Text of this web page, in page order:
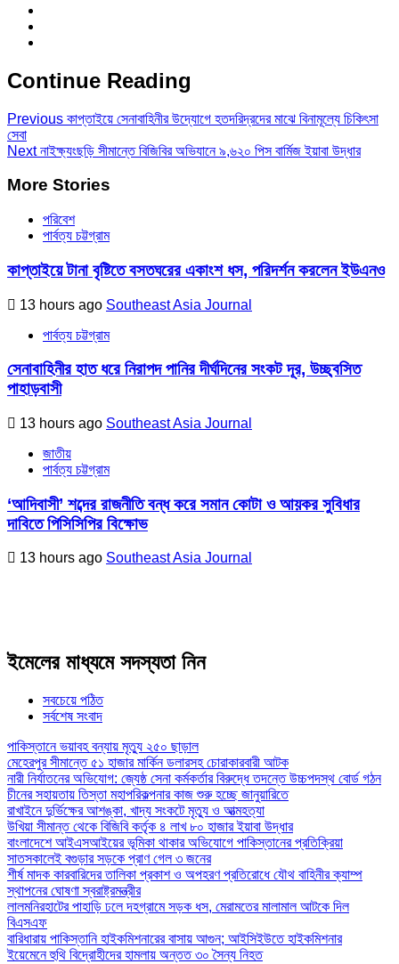
Continue Reading
Previous কাপ্তাইয়ে সেনাবাহিনীর উদ্যোগে হতদরিদ্রদের মাঝে বিনামূল্যে চিকিৎসা
সেবা
Nextনাইক্ষ্যংছড়ি সীমান্তে বিজিবির অভিযানে ৯,৬২০ পিস বার্মিজ ইয়াবা উদ্ধার
More Stories
পরিবেশ
পার্বত্য চট্টগ্রাম
কাপ্তাইয়ে টানা বৃষ্টিতে বসতঘরের একাংশ ধস, পরিদর্শন করলেন ইউএনও
13 hours ago Southeast Asia Journal
পার্বত্য চট্টগ্রাম
সেনাবাহিনীর হাত ধরে নিরাপদ পানির দীর্ঘদিনের সংকট দূর, উচ্ছ্বসিত
পাহাড়বাসী
13 hours ago Southeast Asia Journal
জাতীয়
পার্বত্য চট্টগ্রাম
‘আদিবাসী’ শব্দের রাজনীতি বন্ধ করে সমান কোটা ও আয়কর সুবিধার
দাবিতে পিসিসিপির বিক্ষোভ
13 hours ago Southeast Asia Journal
ইমেলের মাধ্যমে সদস্যতা নিন
সবচেয়ে পঠিত
সর্বশেষ সংবাদ
পাকিস্তানে ভয়াবহ বন্যায় মৃত্যু ২৫০ ছাড়াল
মেহেরপুর সীমান্তে ৫১ হাজার মার্কিন ডলারসহ চোরাকারবারী আটক
নারী নির্যাতনের অভিযোগ: জ্যেষ্ঠ সেনা কর্মকর্তার বিরুদ্ধে তদন্তে উচ্চপদস্থ বোর্ড গঠন
চীনের সহায়তায় তিস্তা মহাপরিকল্পনার কাজ শুরু হচ্ছে জানুয়ারিতে
রাখাইনে দুর্ভিক্ষের আশঙ্কা, খাদ্য সংকটে মৃত্যু ও আত্মহত্যা
উখিয়া সীমান্ত থেকে বিজিবি কর্তৃক ৪ লাখ ৮০ হাজার ইয়াবা উদ্ধার
বাংলাদেশে আইএসআইয়ের ভূমিকা থাকার অভিযোগে পাকিস্তানের প্রতিক্রিয়া
সাতসকালেই বগুড়ার সড়কে প্রাণ গেল ৩ জনের
শীর্ষ মাদক কারবারিদের তালিকা প্রকাশ ও অপহরণ প্রতিরোধে যৌথ বাহিনীর ক্যাম্প
স্থাপনের ঘোষণা স্বরাষ্ট্রমন্ত্রীর
লালমনিরহাটের পাহাড়ি ঢলে দহগ্রামে সড়ক ধস, মেরামতের মালামাল আটকে দিল
বিএসএফ
বারিধারায় পাকিস্তানি হাইকমিশনারের বাসায় আগুন; আইসিইউতে হাইকমিশনার
ইয়েমেনে হুথি বিদ্রোহীদের হামলায় অন্তত ৩০ সৈন্য নিহত